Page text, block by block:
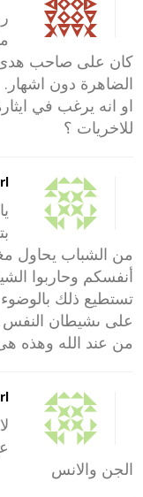
كان على صاحب هدى
الضاهرة دون اشهار.
او انه يرغب في
للاخريات ؟
من الشباب يحاول
أنفسكم وحاربوا
تستطيع ذلك
على ىشيطان النفس
من عند الله وهذه
الجن والانس